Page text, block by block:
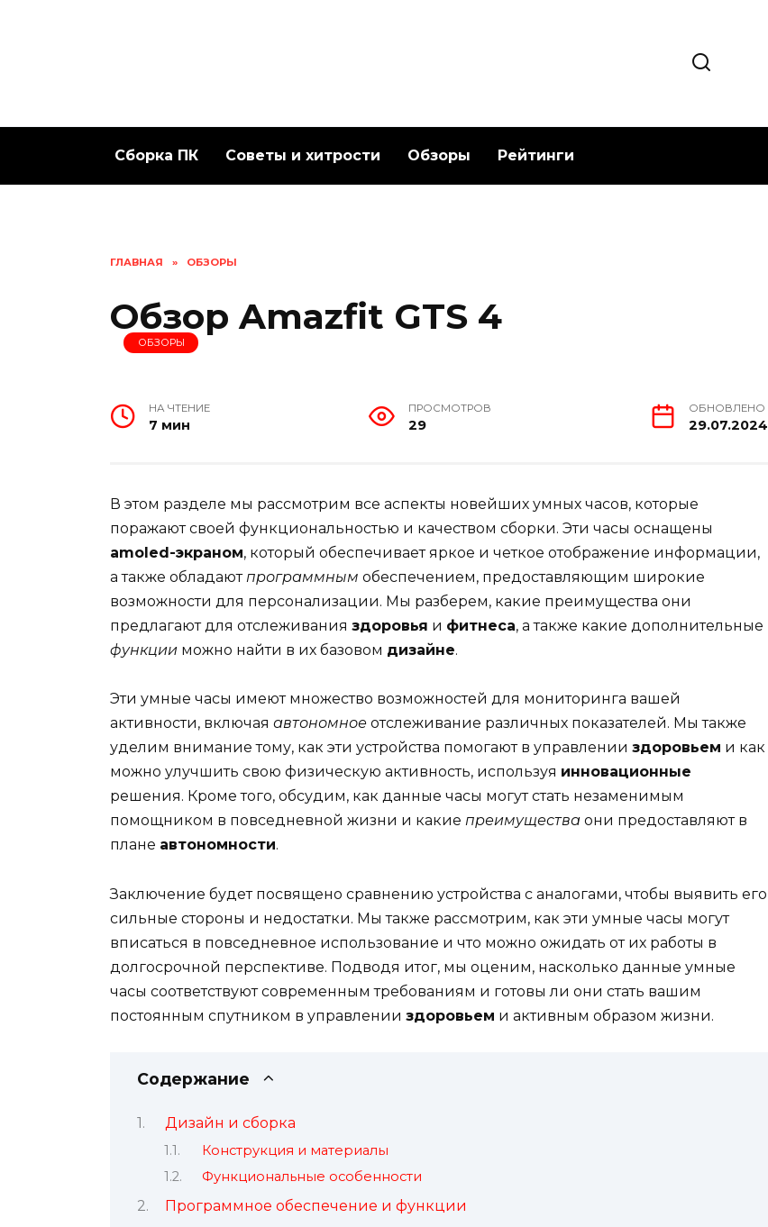
Сборка ПК Советы и хитрости Обзоры Рейтинги
ГЛАВНАЯ » ОБЗОРЫ
Обзор Amazfit GTS 4
ОБЗОРЫ
НА ЧТЕНИЕ
7 мин
ПРОСМОТРОВ
29
ОБНОВЛЕНО
29.07.2024
В этом разделе мы рассмотрим все аспекты новейших умных часов, которые
поражают своей функциональностью и качеством сборки. Эти часы оснащены
amoled-экраном, который обеспечивает яркое и четкое отображение информации,
а также обладаютпрограммным обеспечением, предоставляющим широкие
возможности для персонализации. Мы разберем, какие преимущества они
предлагают для отслеживания здоровья и фитнеса, а также какие дополнительные
функции можно найти в их базовом дизайне.
Эти умные часы имеют множество возможностей для мониторинга вашей
активности, включая автономное отслеживание различных показателей. Мы также
уделим внимание тому, как эти устройства помогают в управлении здоровьем и как
можно улучшить свою физическую активность, используя инновационные
решения. Кроме того, обсудим, как данные часы могут стать незаменимым
помощником в повседневной жизни и какие преимущества они предоставляют в
плане автономности.
Заключение будет посвящено сравнению устройства с аналогами, чтобы выявить его
сильные стороны и недостатки. Мы также рассмотрим, как эти умные часы могут
вписаться в повседневное использование и что можно ожидать от их работы в
долгосрочной перспективе. Подводя итог, мы оценим, насколько данные умные
часы соответствуют современным требованиям и готовы ли они стать вашим
постоянным спутником в управлении здоровьем и активным образом жизни.
Содержание
Дизайн и сборка
Конструкция и материалы
Функциональные особенности
Программное обеспечение и функции